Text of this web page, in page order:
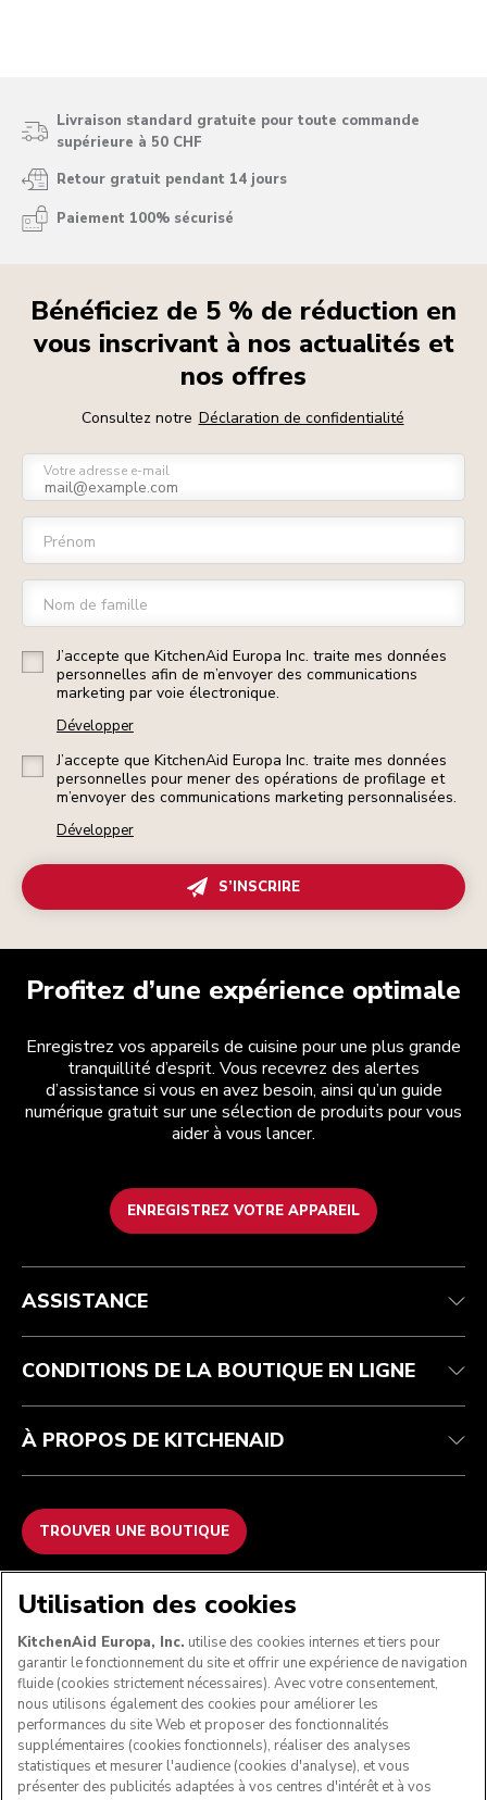
Livraison standard gratuite pour toute commande
supérieure à 50 CHF
Retour gratuit pendant 14 jours
Paiement 100% sécurisé
Bénéficiez de 5 % de réduction en
vous inscrivant à nos actualités et
nos offres
Consultez notre Déclaration de confidentialité
Votre adresse e-mail
Prénom
Nom de famille
J’accepte que KitchenAid Europa Inc. traite mes données
personnelles afin de m’envoyer des communications
marketing par voie électronique.
Développer
J’accepte que KitchenAid Europa Inc. traite mes données
personnelles pour mener des opérations de profilage et
m’envoyer des communications marketing personnalisées.
Développer
S’INSCRIRE
Profitez d’une expérience optimale
Enregistrez vos appareils de cuisine pour une plus grande
tranquillité d’esprit. Vous recevrez des alertes
d’assistance si vous en avez besoin, ainsi qu’un guide
numérique gratuit sur une sélection de produits pour vous
aider à vous lancer.
ENREGISTREZ VOTRE APPAREIL
Service après-vente
Garantie et documents
Contactez-nous
Conditions générales de vente
Retours et remboursements
Imprint
ODR
La marque
Trouver une boutique
ASSISTANCE
CONDITIONS DE LA BOUTIQUE EN LIGNE
À PROPOS DE KITCHENAID
TROUVER UNE BOUTIQUE
NOUS ACCEPTONS
SUIVEZ-NOUS
Utilisation des cookies
KitchenAid Europa, Inc. utilise des cookies internes et tiers pour
garantir le fonctionnement du site et offrir une expérience de navigation
fluide (cookies strictement nécessaires). Avec votre consentement,
nous utilisons également des cookies pour améliorer les
performances du site Web et proposer des fonctionnalités
supplémentaires (cookies fonctionnels), réaliser des analyses
statistiques et mesurer l'audience (cookies d'analyse), et vous
présenter des publicités adaptées à vos centres d'intérêt et à vos